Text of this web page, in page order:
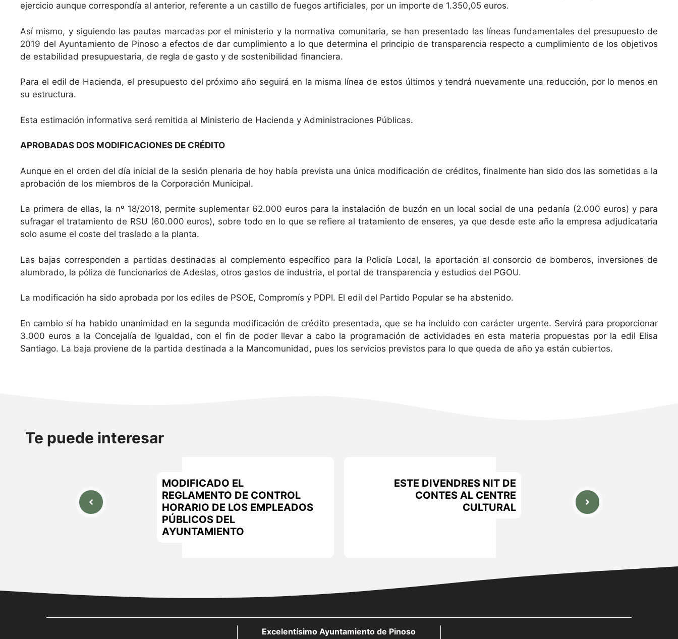
ejercicio aunque correspondía al anterior, referente a un castillo de fuegos artificiales, por un importe de 1.350,05 euros.
Así mismo, y siguiendo las pautas marcadas por el ministerio y la normativa comunitaria, se han presentado las líneas fundamentales del presupuesto de
2019 del Ayuntamiento de Pinoso a efectos de dar cumplimiento a lo que determina el principio de transparencia respecto a cumplimiento de los objetivos
de estabilidad presupuestaria, de regla de gasto y de sostenibilidad financiera.
Para el edil de Hacienda, el presupuesto del próximo año seguirá en la misma línea de estos últimos y tendrá nuevamente una reducción, por lo menos en
su estructura.
Esta estimación informativa será remitida al Ministerio de Hacienda y Administraciones Públicas.
APROBADAS DOS MODIFICACIONES DE CRÉDITO
Aunque en el orden del día inicial de la sesión plenaria de hoy había prevista una única modificación de créditos, finalmente han sido dos las sometidas a la
aprobación de los miembros de la Corporación Municipal.
La primera de ellas, la nº 18/2018, permite suplementar 62.000 euros para la instalación de buzón en un local social de una pedanía (2.000 euros) y para
sufragar el tratamiento de RSU (60.000 euros), sobre todo en lo que se refiere al tratamiento de enseres, ya que desde este año la empresa adjudicataria
solo asume el coste del traslado a la planta.
Las bajas corresponden a partidas destinadas al complemento específico para la Policía Local, la aportación al consorcio de bomberos, inversiones de
alumbrado, la póliza de funcionarios de Adeslas, otros gastos de industria, el portal de transparencia y estudios del PGOU.
La modificación ha sido aprobada por los ediles de PSOE, Compromís y PDPI. El edil del Partido Popular se ha abstenido.
En cambio sí ha habido unanimidad en la segunda modificación de crédito presentada, que se ha incluido con carácter urgente. Servirá para proporcionar
3.000 euros a la Concejalía de Igualdad, con el fin de poder llevar a cabo la programación de actividades en esta materia propuestas por la edil Elisa
Santiago. La baja proviene de la partida destinada a la Mancomunidad, pues los servicios previstos para lo que queda de año ya están cubiertos.
Te puede interesar
MODIFICADO EL
REGLAMENTO DE CONTROL
HORARIO DE LOS EMPLEADOS
PÚBLICOS DEL
AYUNTAMIENTO
ESTE DIVENDRES NIT DE
CONTES AL CENTRE
CULTURAL
Excelentísimo Ayuntamiento de Pinoso